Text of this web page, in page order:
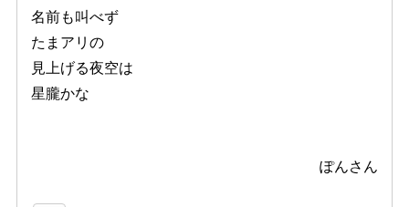
名前も叫べず
たまアリの
見上げる夜空は
星朧かな
ぽんさん